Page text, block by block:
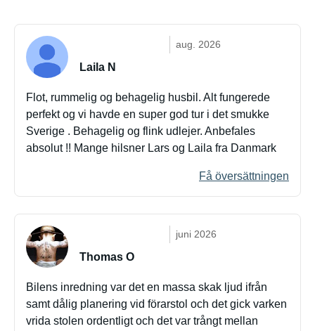
aug. 2026
Laila N
Flot, rummelig og behagelig husbil. Alt fungerede
perfekt og vi havde en super god tur i det smukke
Sverige . Behagelig og flink udlejer. Anbefales
absolut !! Mange hilsner Lars og Laila fra Danmark
Få översättningen
juni 2026
Thomas O
Bilens inredning var det en massa skak ljud ifrån
samt dålig planering vid förarstol och det gick varken
vrida stolen ordentligt och det var trångt mellan